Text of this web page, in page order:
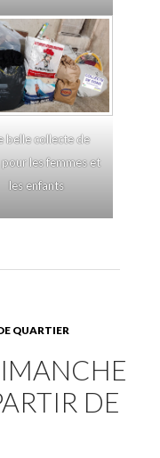
belle collecte de
les femmes et
les enfants
QUARTIER
DE